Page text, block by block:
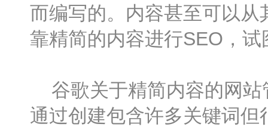
而编写的。内容甚至可以
靠精简的内容进行SEO，
谷歌关于精简内容的网站
通过创建包含许多关键词